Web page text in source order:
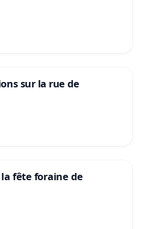
sur la rue de
fête foraine de